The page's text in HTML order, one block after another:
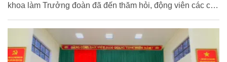
khoa làm Trưởng đoàn đã đến thăm hỏi, động viên các cán
chính trị - xã hội tại địa bàn xã Quang Thiện, tỉnh Ninh Bình
và trao quà cho 30 học sinh có hoàn cảnh khó khăn đạt
thành tích cao trong học tập tại địa phương.